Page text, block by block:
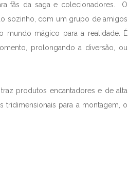
fãs da saga e colecionadores. O
sozinho, com um grupo de amigos
mundo mágico para a realidade. É
prolongando a diversão, ou
produtos encantadores e de alta
tridimensionais para a montagem, o